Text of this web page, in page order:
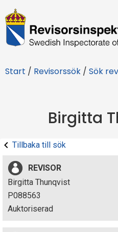
R
e
i
r
s
i
n
Start / Revisorssök / Sök
Birgitta
Tillbaka till sök
REVISOR
Birgitta Thunqvist
P088563
Auktoriserad